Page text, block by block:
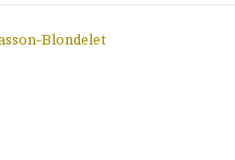
Blondelet